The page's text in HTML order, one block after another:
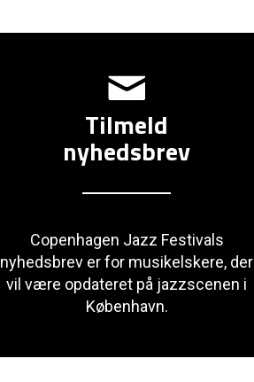
Tilmeld
nyhedsbrev
Copenhagen Jazz Festivals
nyhedsbrev er for musikelskere, der
vil være opdateret på jazzscenen i
København.